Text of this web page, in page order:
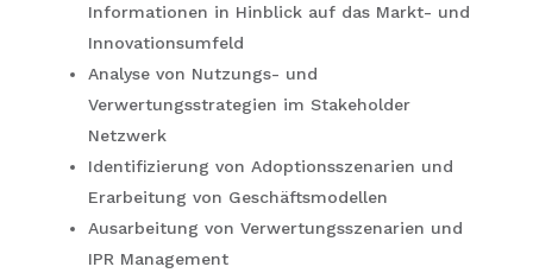
Informationen in Hinblick auf das Markt- und
Innovationsumfeld
Analyse von Nutzungs- und
Verwertungsstrategien im Stakeholder
Netzwerk
Identifizierung von Adoptionsszenarien und
Erarbeitung von Geschäftsmodellen
Ausarbeitung von Verwertungsszenarien und
IPR Management